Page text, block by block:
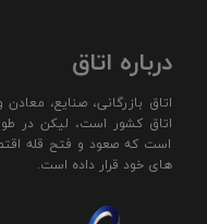
درباره اتاق
اتاق بازرگانی، صنایع،
اتاق کشور است، لیکن در
است که صعود و فتح قله
های خود قرار داده است.